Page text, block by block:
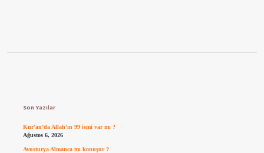
Son Yazılar
Kur’an’da Allah’ın 99 ismi var mı ?
Ağustos 6, 2026
Avusturya Almanca mı konuşur ?